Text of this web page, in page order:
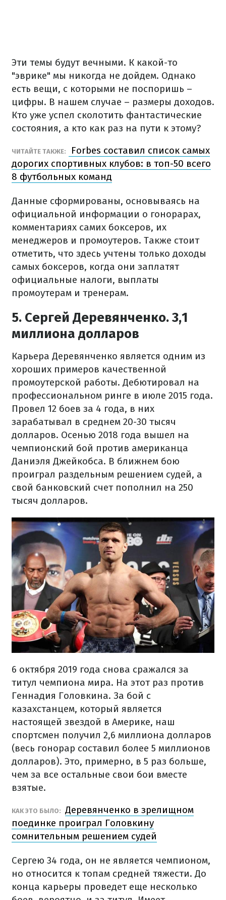
Эти темы будут вечными. К какой-то
"эврике" мы никогда не дойдем. Однако
есть вещи, с которыми не поспоришь –
цифры. В нашем случае – размеры доходов.
Кто уже успел сколотить фантастические
состояния, а кто как раз на пути к этому?
ЧИТАЙТЕ ТАКЖЕ:
Forbes составил список самых
дорогих спортивных клубов: в топ-50 всего
8 футбольных команд
Данные сформированы, основываясь на
официальной информации о гонорарах,
комментариях самих боксеров, их
менеджеров и промоутеров. Также стоит
отметить, что здесь учтены только доходы
самых боксеров, когда они заплатят
официальные налоги, выплаты
промоутерам и тренерам.
5. Сергей Деревянченко. 3,1
миллиона долларов
Карьера Деревянченко является одним из
хороших примеров качественной
промоутерской работы. Дебютировал на
профессиональном ринге в июле 2015 года.
Провел 12 боев за 4 года, в них
зарабатывал в среднем 20-30 тысяч
долларов. Осенью 2018 года вышел на
чемпионский бой против американца
Даниэля Джейкобса. В ближнем бою
проиграл раздельным решением судей, а
свой банковский счет пополнил на 250
тысяч долларов.
6 октября 2019 года снова сражался за
титул чемпиона мира. На этот раз против
Геннадия Головкина. За бой с
казахстанцем, который является
настоящей звездой в Америке, наш
спортсмен получил 2,6 миллиона долларов
(весь гонорар составил более 5 миллионов
долларов). Это, примерно, в 5 раз больше,
чем за все остальные свои бои вместе
взятые.
КАК ЭТО БЫЛО: Деревянченко в зрелищном
поединке проиграл Головкину
сомнительным решением судей
Сергею 34 года, он не является чемпионом,
но относится к топам средней тяжести. До
конца карьеры проведет еще несколько